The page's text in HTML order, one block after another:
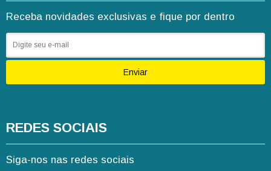
Receba novidades exclusivas e fique por dentro
Enviar
REDES SOCIAIS
Siga-nos nas redes sociais